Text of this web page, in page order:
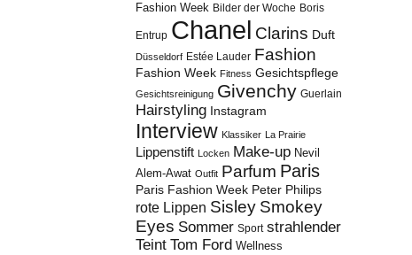
Fashion Week Bilder der Woche Boris
Entrup Chanel Clarins Duft
Düsseldorf Estée Lauder Fashion
Fashion Week Fitness Gesichtspflege
Gesichtsreinigung Givenchy Guerlain
Hairstyling Instagram
Interview Klassiker La Prairie
Lippenstift Locken Make-up Nevil
Alem-Awat Outfit Parfum Paris
Paris Fashion Week Peter Philips
rote Lippen Sisley Smokey
Eyes Sommer Sport strahlender
Teint Tom Ford Wellness